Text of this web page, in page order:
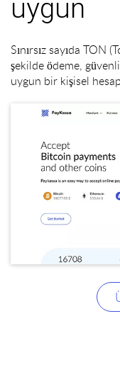
uygun
Sınırsız sayıda TON
şekilde ödeme,
uygun bir kişisel